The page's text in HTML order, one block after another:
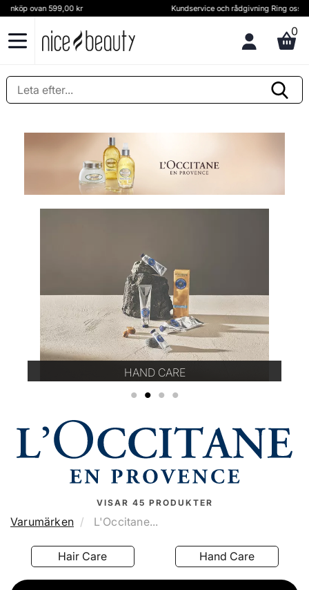
Kundservice och rådgivning Ring oss på (+46) 8 124 102 30
0
HAND CARE
1 2 3 4
VISAR 45 PRODUKTER
Varumärken L'Occitane...
Hand Care Body Care